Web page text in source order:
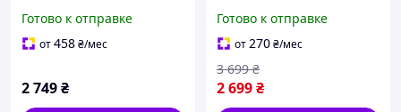
Reborn Baby с
Аксессуарами | Подарок
Готово к отправке
от458₴/мес
2 749₴
реалистичная с
длинными волосами
соской и одеждой
Готово к отправке
от270₴/мес
2 699₴
3 699 ₴